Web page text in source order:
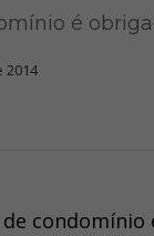
é
2014